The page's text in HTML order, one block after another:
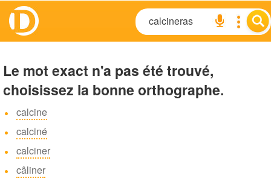
Le mot exact n'a pas été trouvé,
choisissez la bonne orthographe.
calcine
calciné
calciner
câliner